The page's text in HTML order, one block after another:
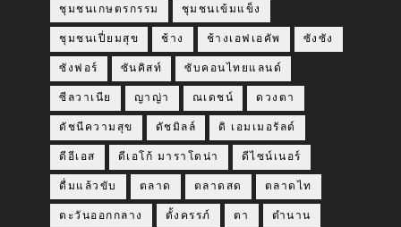
ชุมชนเกษตรกรรม ชุมชนเข้มแข็ง
ชุมชนเปี่ยมสุข ช้าง ช้างเอฟเอคัพ ซังซัง
ซังฟอร์ ซันคิสท์ ซับคอนไทยแลนด์
ซีลวาเนีย ญาญ่า ณเดชน์ ดวงตา
ดัชนีความสุข ดัชมิลล์ ดิ เอมเมอรัลด์
ดีอีเอส ดีเอโก้ มาราโดน่า ดีไซน์เนอร์
ดื่มแล้วขับ ตลาด ตลาดสด ตลาดไท
ตะวันออกกลาง ตั้งครรภ์ ตา ตำนาน